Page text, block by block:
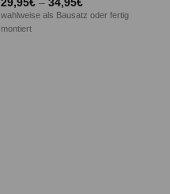
29,95€– 34,95€
wahlweise als Bausatz oder fertig
montiert